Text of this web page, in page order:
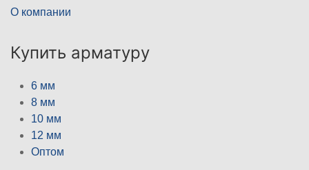
О компании
Купить арматуру
6 мм
8 мм
10 мм
12 мм
Оптом